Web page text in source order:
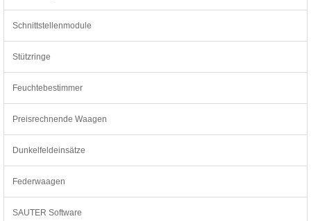
Schnittstellenmodule
Stützringe
Feuchtebestimmer
Preisrechnende Waagen
Dunkelfeldeinsätze
Federwaagen
SAUTER Software